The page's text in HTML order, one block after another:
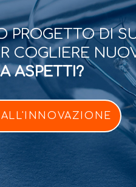
PROGETTO DI
COGLIERE
ASPETTI?